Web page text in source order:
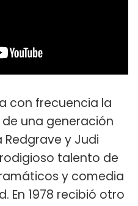
con frecuencia la
una generación
y Judi
talento de
y comedia
En 1978 recibió otro